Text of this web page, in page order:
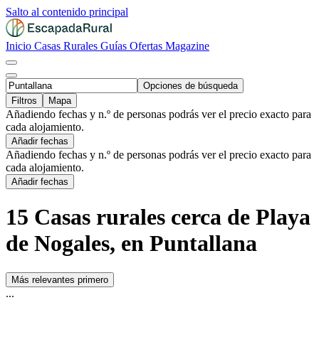
Salto al contenido principal
Inicio Casas Rurales Guías Ofertas Magazine
Opciones de búsqueda
Filtros
Mapa
Añadiendo fechas y n.º de personas podrás ver el precio exacto para
cada alojamiento.
Añadir fechas
Añadiendo fechas y n.º de personas podrás ver el precio exacto para
cada alojamiento.
Añadir fechas
15 Casas rurales cerca de Playa
de Nogales, en Puntallana
Más relevantes primero
...